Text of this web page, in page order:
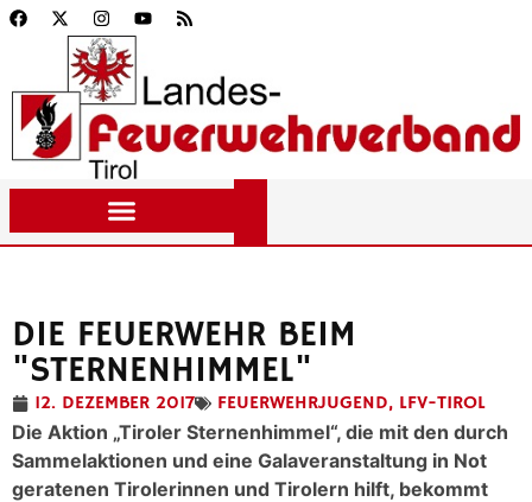
DIE FEUERWEHR BEIM
"STERNENHIMMEL"
12. DEZEMBER 2017 FEUERWEHRJUGEND, LFV-TIROL
Die Aktion „Tiroler Sternenhimmel“, die mit den durch
Sammelaktionen und eine Galaveranstaltung in Not
geratenen Tirolerinnen und Tirolern hilft, bekommt